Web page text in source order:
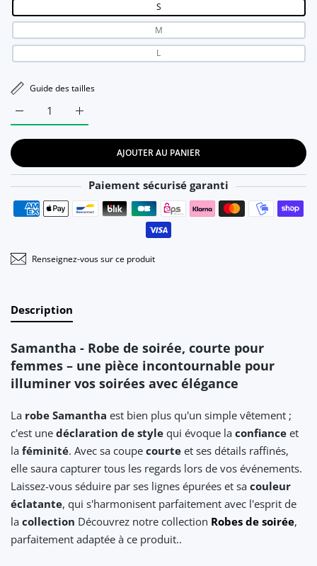
S
M
L
Guide des tailles
Augmenter la quantité de Samantha - Robe de
Augmenter la quantité de Samantha - Robe de soirée, courte
AJOUTER AU PANIER
Paiement sécurisé garanti
Moyens de paiement
Renseignez-vous sur ce produit
Description
Samantha - Robe de soirée, courte pour
femmes – une pièce incontournable pour
illuminer vos soirées avec élégance
La robe Samantha est bien plus qu'un simple vêtement ;
c'est une déclaration de style qui évoque la confiance et
la féminité. Avec sa coupe courte et ses détails raffinés,
elle saura capturer tous les regards lors de vos événements.
Laissez-vous séduire par ses lignes épurées et sa couleur
éclatante, qui s'harmonisent parfaitement avec l'esprit de
la collection Découvrez notre collection Robes de soirée,
parfaitement adaptée à ce produit..